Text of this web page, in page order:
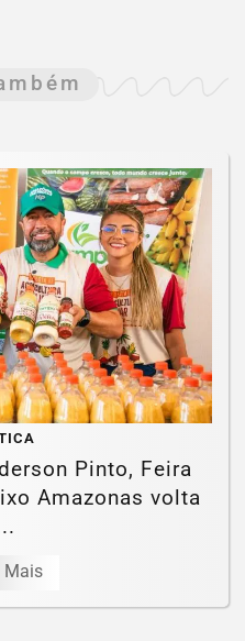
Pinto, Feira
Amazonas volta
Mais